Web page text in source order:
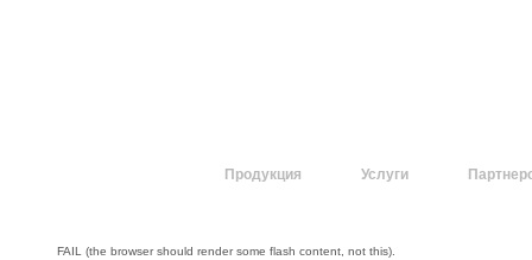
Продукция Услуги
FAIL (the browser should render some flash content, not this).